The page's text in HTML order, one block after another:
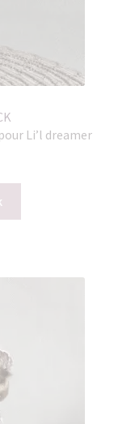
Li’l dreamer